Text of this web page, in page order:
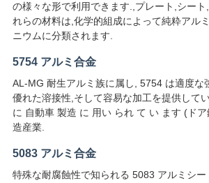
ス
場
合
用
の様々な形で利用できます.,プレート,シート
れらの材料は,化学的組成によって純粋アル
ニウムに分類されます.
5754 アルミ合金
AL-MG 耐生アルミ族に属し, 5754 は適度な
優れた溶接性,そして容易な加工を提供して
に 自動車 製造 に 用い られ て い ます (ド
造産業.
5083 アルミ合金
特殊な耐腐蝕性で知られる 5083 アルミシ